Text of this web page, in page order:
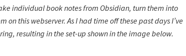
individual book notes from Obsidian, turn them into
on this webserver. As I had time off these past days I’ve
resulting in the set-up shown in the image below.